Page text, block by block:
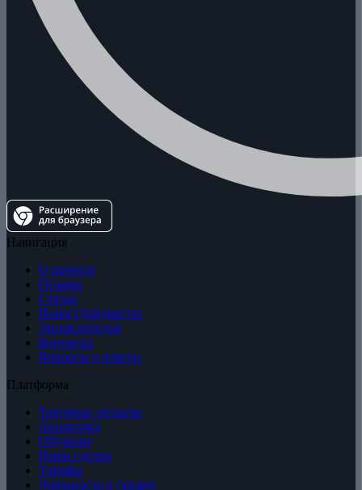
Навигация
О проекте
Отзывы
Статьи
ИнвестДайджесты
Энциклопедия
Контакты
Вопросы и ответы
Платформа
Торговые сигналы
Аналитика
Обучение
Наши сделки
Тарифы
Лояльность и скидки